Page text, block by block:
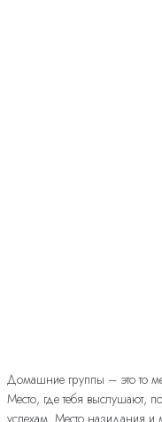
Домашние группы – это то
Место, где тебя выслушают,